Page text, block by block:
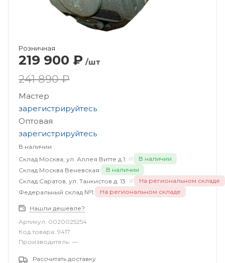
Розничная
219 900 ₽ /шт
241 890 ₽
Мастер
зарегистрируйтесь
Оптовая
зарегистрируйтесь
В наличии
Склад Москва, ул. Аллея Витте д.1:
В наличии
Склад Москва Веневская:
В наличии
Склад Саратов, ул. Танкистов д. 13:
На региональном складе
Федеральный склад №1:
На региональном складе
Нашли дешевле?
Артикул: 0020025254
Код товара: 9417
Производитель: —
Рассчитать доставку